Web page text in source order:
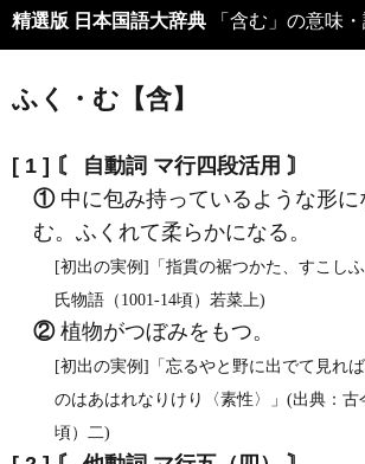
精選版 日本国語大辞典 「含む」の意味
ふく・む【含】
[ 1 ] 〘 自動詞 マ行四段活用 〙
①中に包み持っているような形に
む。ふくれて柔らかになる。
[初出の実例]「指貫の裾つかた、すこし
氏物語（1001‐14頃）若菜上)
②植物がつぼみをもつ。
[初出の実例]「忘るやと野に出でて見れ
のはあはれなりけり〈素性〉」(出典：古
頃）二)